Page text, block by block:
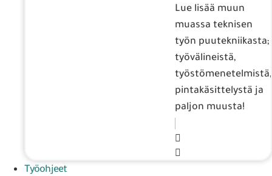
Lue lisää muun
muassa teknisen
työn puutekniikasta;
työvälineistä,
työstömenetelmistä,
pintakäsittelystä ja
paljon muusta!
Työohjeet